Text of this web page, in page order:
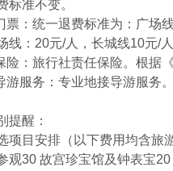
标准不变。
票：统一退费标准为：广场
线：20元/人，长城线10元/
险：旅行社责任保险。根据
游服务：专业地接导游服务
提醒：
项目安排（以下费用均含旅
观30 故宫珍宝馆及钟表宝